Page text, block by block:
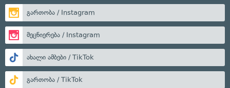
გართობა / Instagram
მეცნიერება / Instagram
ახალი ამბები / TikTok
გართობა / TikTok